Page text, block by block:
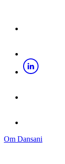
Om Dansani